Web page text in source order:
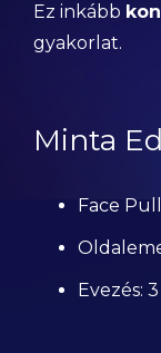
Ez inkább
gyakorlat.
Minta
Face
Evezés: 3